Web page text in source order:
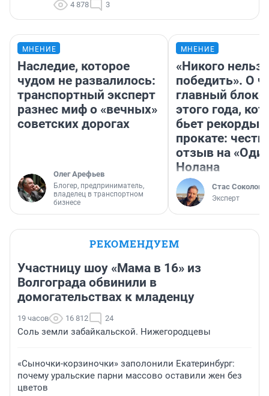
4 878 3
МНЕНИЕ
Наследие, которое
чудом не развалилось:
транспортный эксперт
разнес миф о «вечных»
советских дорогах
Олег Арефьев
Блогер, предприниматель,
владелец в транспортном
бизнесе
МНЕНИЕ
«Никого нельзя
победить». О
главный
этого года,
бьет рекорды в
прокате:
отзыв на
Нолана
Стас Соколов
Эксперт
РЕКОМЕНДУЕМ
Участницу шоу «Мама в 16» из
Волгограда обвинили в
домогательствах к младенцу
19 часов 16 812 24
Соль земли забайкальской. Нижегородцевы
«Сыночки-корзиночки» заполонили Екатеринбург:
почему уральские парни массово оставили жен без
цветов